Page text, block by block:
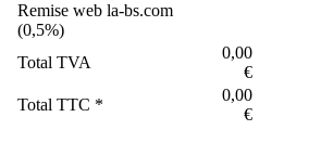
Remise web la-bs.com
(0,5%)
Total TVA
0,00
€
Total TTC *
0,00
€